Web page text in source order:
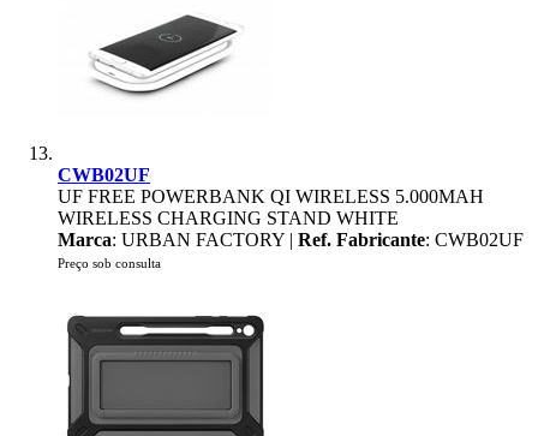
CWB02UF
UF FREE POWERBANK QI WIRELESS 5.000MAH
WIRELESS CHARGING STAND WHITE
Marca: URBAN FACTORY | Ref. Fabricante: CWB02UF
Preço sob consulta